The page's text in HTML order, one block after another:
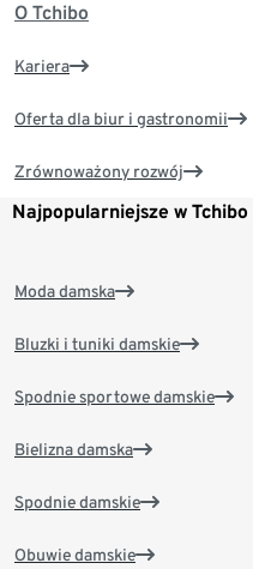
O Tchibo
Kariera
Oferta dla biur i gastronomii
Zrównoważony rozwój
Najpopularniejsze w Tchibo
Moda damska
Bluzki i tuniki damskie
Spodnie sportowe damskie
Bielizna damska
Spodnie damskie
Obuwie damskie